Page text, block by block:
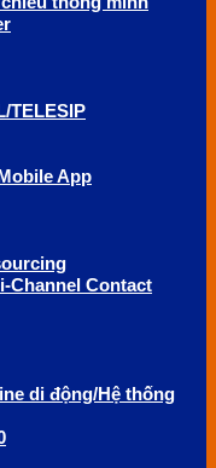
TELESIP
App
Channel Contact
di động/Hệ thống